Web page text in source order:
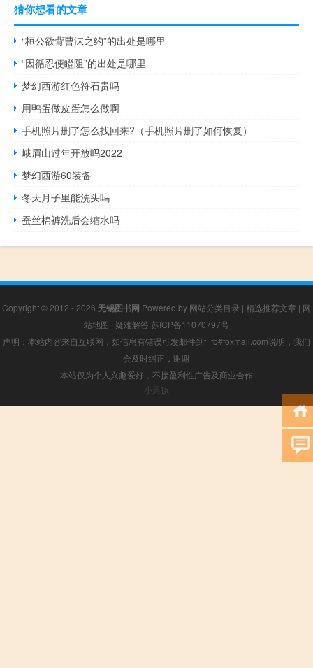
猜你想看的文章
“桓公欲背曹沫之约”的出处是哪里
“因循忍便瞪阻”的出处是哪里
梦幻西游红色符石贵吗
用鸭蛋做皮蛋怎么做啊
手机照片删了怎么找回来?（手机照片删了如何恢复）
峨眉山过年开放吗2022
梦幻西游60装备
冬天月子里能洗头吗
蚕丝棉裤洗后会缩水吗
Copyright © 2012 - 2026 无锡图书网 Powered by 网站分类目录 | 精选推荐文章 | 网
站地图 | 疑难解答 苏ICP备11070797号
声明：本站内容来自互联网，如信息有错误可发邮件到f_fb#foxmail.com说明，我们
会及时纠正，谢谢
本站仅为个人兴趣爱好，不接盈利性广告及商业合作
小男孩